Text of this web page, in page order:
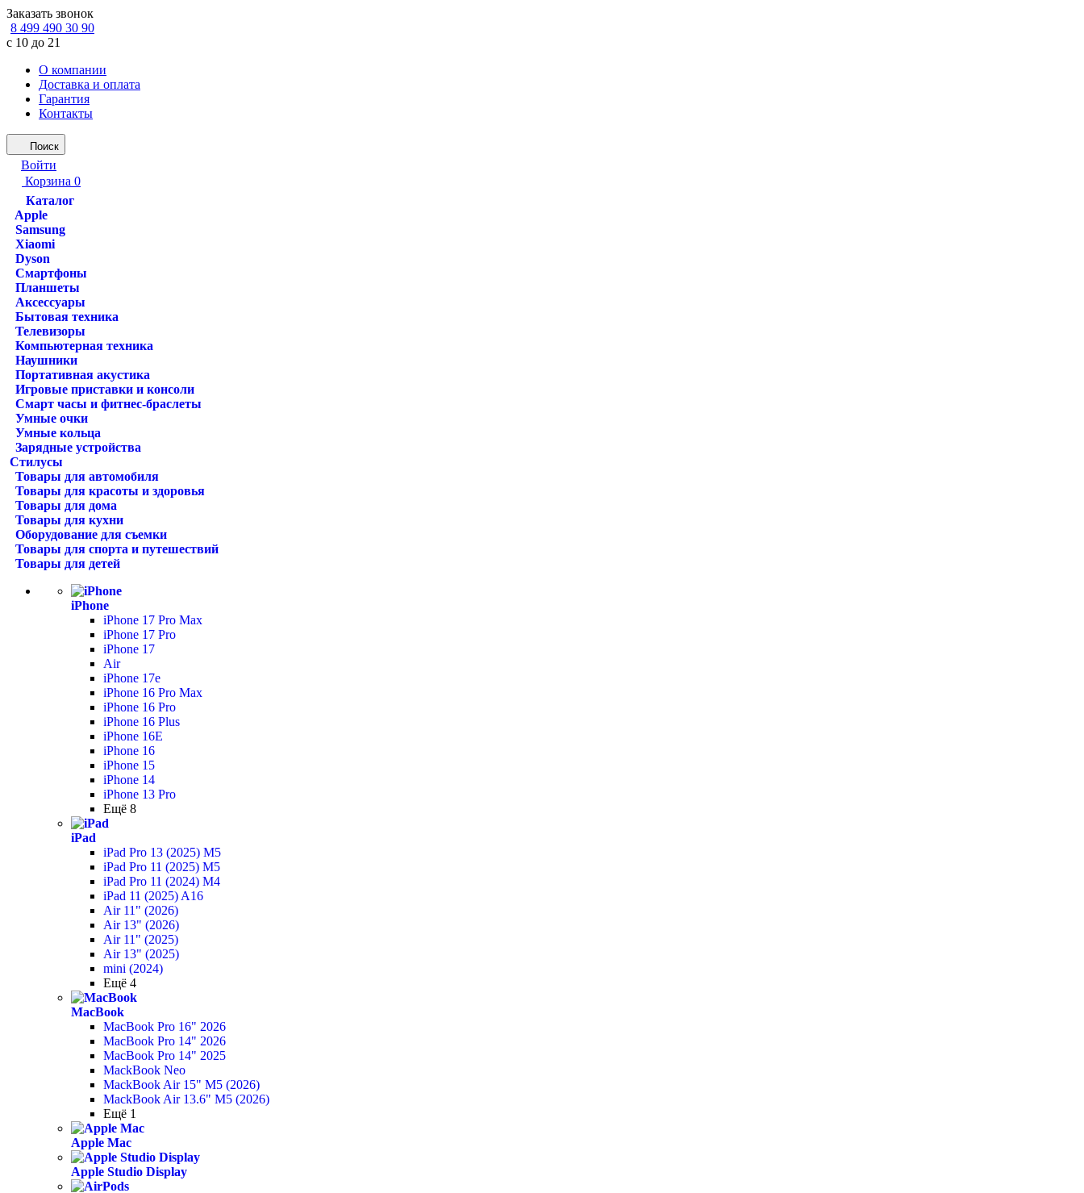
Заказать звонок
8 499 490 30 90
с 10 до 21
О компании
Доставка и оплата
Гарантия
Контакты
Поиск
Войти
Корзина 0
Каталог
Apple
Samsung
Xiaomi
Dyson
Смартфоны
Планшеты
Аксессуары
Бытовая техника
Телевизоры
Компьютерная техника
Наушники
Портативная акустика
Игровые приставки и консоли
Смарт часы и фитнес-браслеты
Умные очки
Умные кольца
Зарядные устройства
Стилусы
Товары для автомобиля
Товары для красоты и здоровья
Товары для дома
Товары для кухни
Оборудование для съемки
Товары для спорта и путешествий
Товары для детей
iPhone
iPhone 17 Pro Max
iPhone 17 Pro
iPhone 17
Air
iPhone 17e
iPhone 16 Pro Max
iPhone 16 Pro
iPhone 16 Plus
iPhone 16E
iPhone 16
iPhone 15
iPhone 14
iPhone 13 Pro
Ещё 8
iPad
iPad Pro 13 (2025) M5
iPad Pro 11 (2025) M5
iPad Pro 11 (2024) M4
iPad 11 (2025) A16
Air 11" (2026)
Air 13" (2026)
Air 11" (2025)
Air 13" (2025)
mini (2024)
Ещё 4
MacBook
MacBook Pro 16" 2026
MacBook Pro 14" 2026
MacBook Pro 14" 2025
MackBook Neo
MackBook Air 15" M5 (2026)
MackBook Air 13.6" M5 (2026)
Ещё 1
Apple Mac
Apple Studio Display